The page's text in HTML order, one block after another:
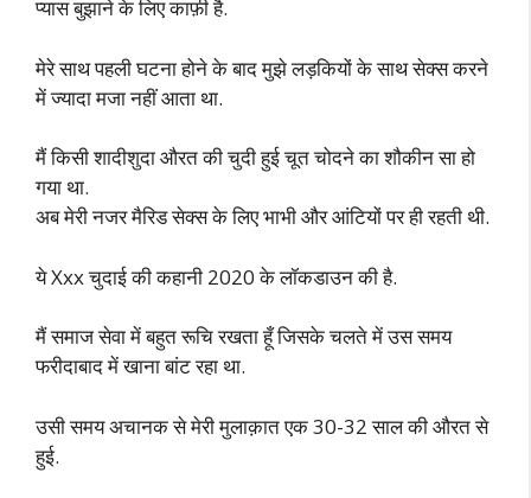
प्यास बुझाने के लिए काफ़ी है.
मेरे साथ पहली घटना होने के बाद मुझे लड़कियों के साथ सेक्स करने
में ज्यादा मजा नहीं आता था.
मैं किसी शादीशुदा औरत की चुदी हुई चूत चोदने का शौकीन सा हो
गया था.
अब मेरी नजर मैरिड सेक्स के लिए भाभी और आंटियों पर ही रहती थी.
ये Xxx चुदाई की कहानी 2020 के लॉकडाउन की है.
मैं समाज सेवा में बहुत रूचि रखता हूँ जिसके चलते में उस समय
फरीदाबाद में खाना बांट रहा था.
उसी समय अचानक से मेरी मुलाक़ात एक 30-32 साल की औरत से
हुई.